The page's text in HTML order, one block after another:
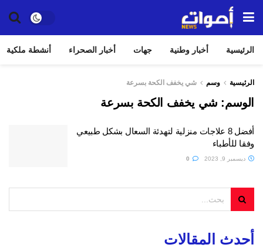
الرئيسية أخبار وطنية جهات أخبار الصحراء أنشطة ملكية
الرئيسية وسم شي يخفف الكحة بسرعة
الوسم: شي يخفف الكحة بسرعة
أفضل 8 علاجات منزلية لتهدئة السعال بشكل طبيعي
وفقا للأطباء
ديسمبر 9, 2023
أحدث المقالات